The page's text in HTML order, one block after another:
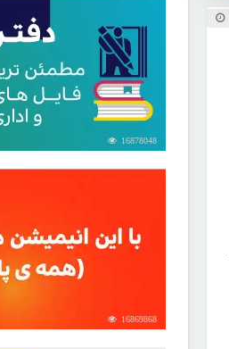
16878048
16869868